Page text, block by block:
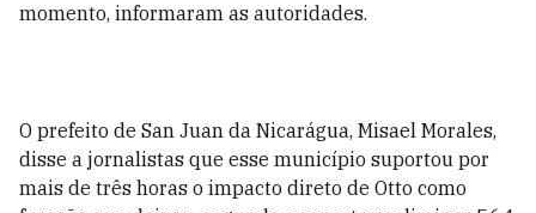
momento, informaram as autoridades.
O prefeito de San Juan da Nicarágua, Misael Morales,
disse a jornalistas que esse município suportou por
mais de três horas o impacto direto de Otto como